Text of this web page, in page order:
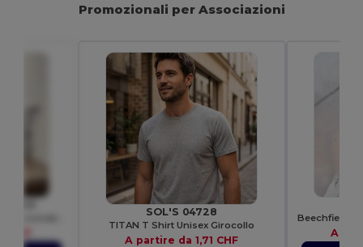
Promozionali per Associazioni
SOL'S 04728
TITAN T Shirt Unisex Girocollo
A partire da1,71 CHF
A